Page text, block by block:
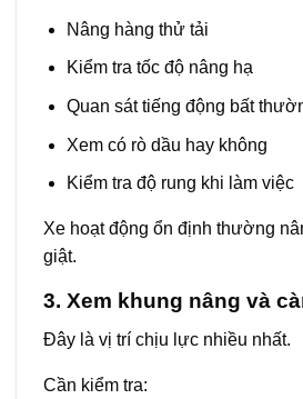
Nâng hàng thử tải
Kiểm tra tốc độ nâng hạ
Quan sát tiếng động bất
Xem có rò dầu hay không
Kiểm tra độ rung khi làm việc
Xe hoạt động ổn định thường
giật.
3. Xem khung nâng và
Đây là vị trí chịu lực nhiều nhất.
Cần kiểm tra: